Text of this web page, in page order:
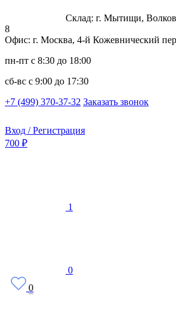
Склад: г. Мытищи,
8
Офис: г. Москва, 4-й Кожевнический
пн-пт с 8:30 до 18:00
сб-вс с 9:00 до 17:30
+7 (499) 370-37-32 Заказать звонок
Вход / Регистрация
700 ₽
1
0
0